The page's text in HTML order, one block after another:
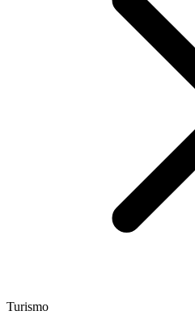
Turismo